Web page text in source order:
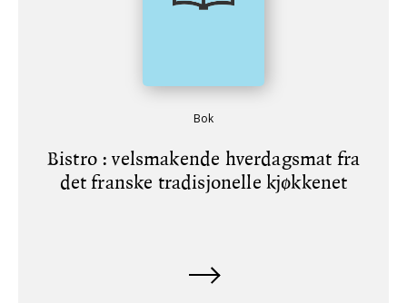
Bok
Bistro : velsmakende hverdagsmat fra
det franske tradisjonelle kjøkkenet